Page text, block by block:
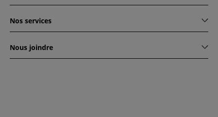
Nos services
Nous joindre